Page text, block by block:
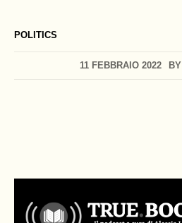
POLITICS
11 FEBBRAIO 2022 BY